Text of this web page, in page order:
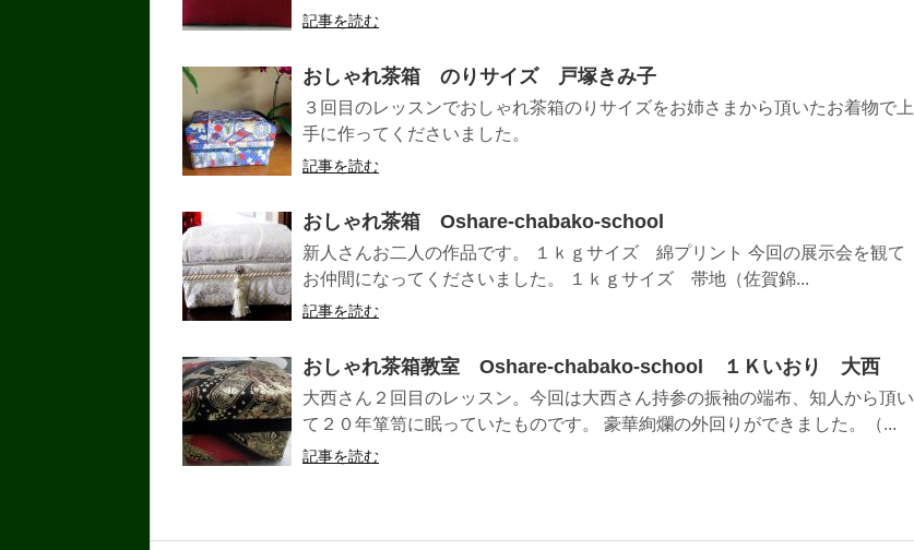
記事を読む
おしゃれ茶箱 のりサイズ 戸塚きみ子
３回目のレッスンでおしゃれ茶箱のりサイズをお姉さまから頂いたお着物で上
手に作ってくださいました。
記事を読む
おしゃれ茶箱 Oshare-chabako-school
新人さんお二人の作品です。 １ｋｇサイズ 綿プリント 今回の展示会を観て
お仲間になってくださいました。 １ｋｇサイズ 帯地（佐賀錦...
記事を読む
おしゃれ茶箱教室 Oshare-chabako-school １Ｋいおり 大西
大西さん２回目のレッスン。今回は大西さん持参の振袖の端布、知人から頂い
て２０年箪笥に眠っていたものです。 豪華絢爛の外回りができました。（...
記事を読む